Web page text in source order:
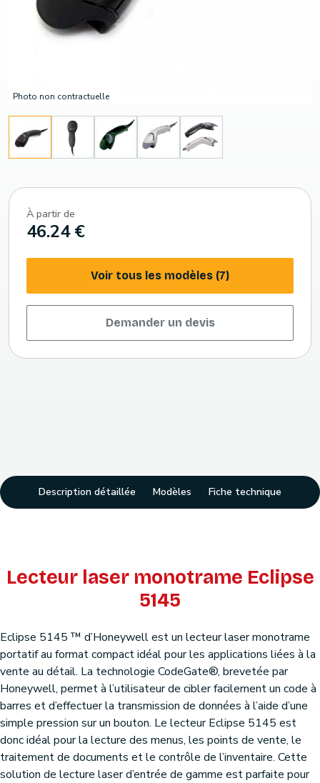
Photo non contractuelle
À partir de
46.24 €
Voir tous les modèles (7)
Demander un devis
Description détaillée Modèles Fiche technique
Lecteur laser monotrame Eclipse
5145
Eclipse 5145 ™ d’Honeywell est un lecteur laser monotrame
portatif au format compact idéal pour les applications liées à la
vente au détail. La technologie CodeGate®, brevetée par
Honeywell, permet à l’utilisateur de cibler facilement un code à
barres et d’effectuer la transmission de données à l’aide d’une
simple pression sur un bouton. Le lecteur Eclipse 5145 est
donc idéal pour la lecture des menus, les points de vente, le
traitement de documents et le contrôle de l’inventaire. Cette
solution de lecture laser d’entrée de gamme est parfaite pour